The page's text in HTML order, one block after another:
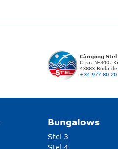
Càmping
Ctra. N-340.
43883 Roda
+34 977 80 20
Bungalows
Stel 3
Stel 4